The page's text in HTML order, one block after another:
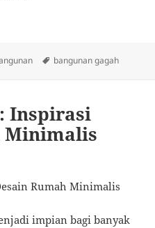
Tags
bangunan gagah
Inspirasi
Minimalis
Rumah Minimalis
impian bagi banyak